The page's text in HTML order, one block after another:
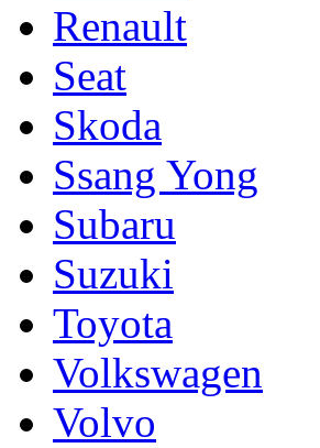
Renault
Seat
Skoda
Ssang Yong
Subaru
Suzuki
Toyota
Volkswagen
Volvo